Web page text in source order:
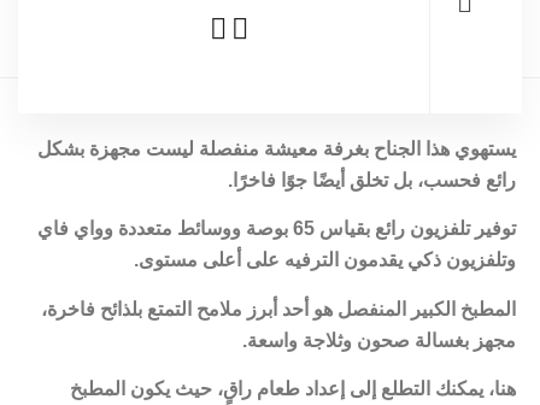
يستهوي هذا الجناح بغرفة معيشة منفصلة ليست مجهزة بشكل
رائع فحسب، بل تخلق أيضًا جوًا فاخرًا.
توفير تلفزيون رائع بقياس 65 بوصة ووسائط متعددة وواي فاي
وتلفزيون ذكي يقدمون الترفيه على أعلى مستوى.
المطبخ الكبير المنفصل هو أحد أبرز ملامح التمتع بلذائح فاخرة،
مجهز بغسالة صحون وثلاجة واسعة.
هنا، يمكنك التطلع إلى إعداد طعام راقٍ، حيث يكون المطبخ